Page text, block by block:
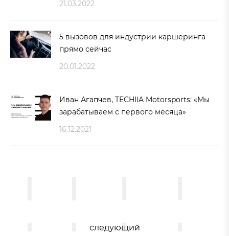
21.03.2022
5 вызовов для индустрии каршеринга
прямо сейчас
20.01.2022
Иван Агапчев, TECHIIA Motorsports: «Мы
зарабатываем с первого месяца»
16.12.2021
следующий